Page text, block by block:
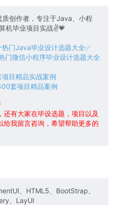
创作者，专注于Java、小程
机毕业项目实战✌💗
门Java毕业设计选题大全✅
微信小程序毕业设计选题大全
目精品实战案例
套项目精品案例
还有大家在毕设选题，项目以及
给我留言咨询，希望帮助更多的
、HTML5、BootStrap、
、LayUI